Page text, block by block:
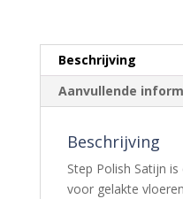
Beschrijving
Aanvullende
Beschrijving
Step Polish Satijn
voor gelakte